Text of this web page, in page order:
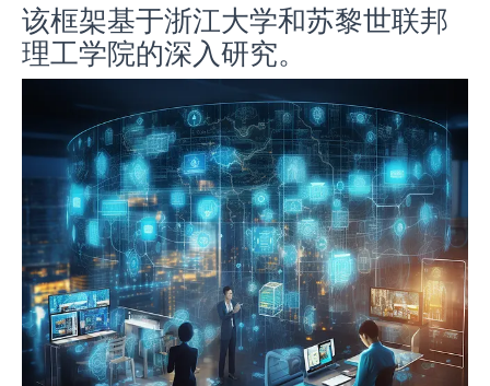
该框架基于浙江大学和苏黎世联邦
理工学院的深入研究。